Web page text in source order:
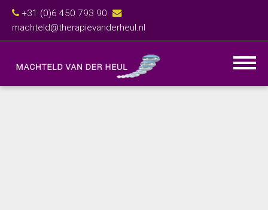
+31 (0)6 450 793 90
machteld@therapievanderheul.nl